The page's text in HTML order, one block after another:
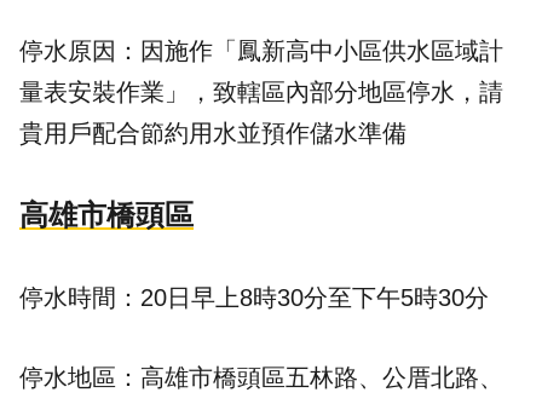
停水原因：因施作「鳳新高中小區供水區域計
量表安裝作業」，致轄區內部分地區停水，請
貴用戶配合節約用水並預作儲水準備
高雄市橋頭區
停水時間：20日早上8時30分至下午5時30分
停水地區：高雄市橋頭區五林路、公厝北路、